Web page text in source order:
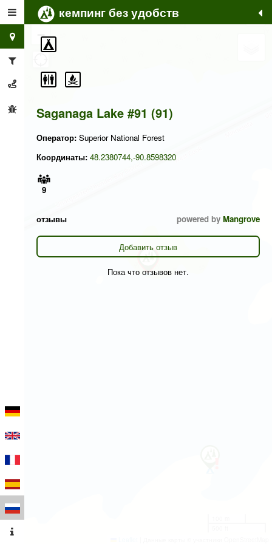
кемпинг без удобств
Saganaga Lake #91 (91)
Оператор: Superior National Forest
Координаты: 48.2380744,-90.8598320
9
отзывы powered by Mangrove
Добавить отзыв
Пока что отзывов нет.
+
−